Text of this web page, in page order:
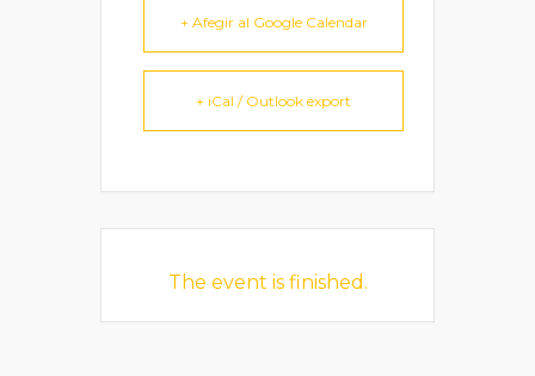
+ Afegir al Google Calendar
+ iCal / Outlook export
The event is finished.